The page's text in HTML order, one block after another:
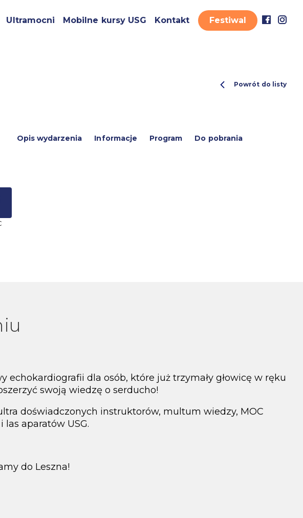
Ultramocni Mobilne kursy USG Kontakt Festiwal
Powrót do listy
Opis wydarzenia Informacje Program Do pobrania
echokardiografii dla osób, które już trzymały głowicę w ręku
swoją wiedzę o serducho!
doświadczonych instruktorów, multum wiedzy, MOC
las aparatów USG.
do Leszna!